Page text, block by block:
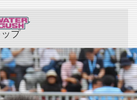
プ